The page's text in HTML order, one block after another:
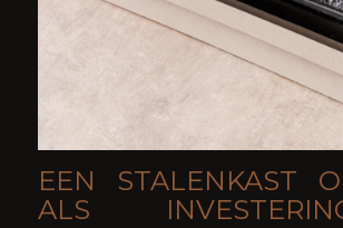
EEN STALENKAST
ALS